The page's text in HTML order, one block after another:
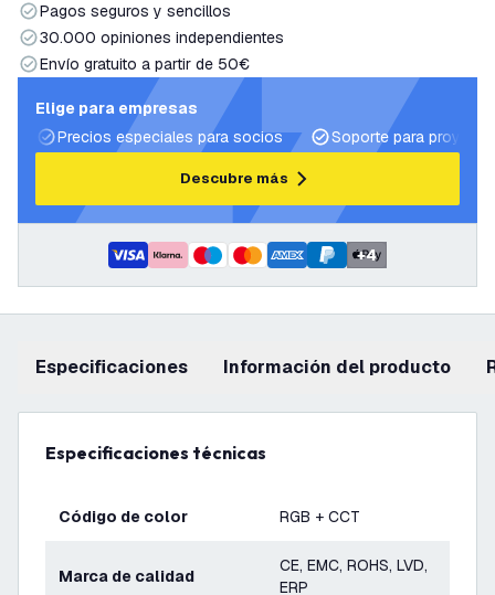
Pagos seguros y sencillos
30.000 opiniones independientes
Envío gratuito a partir de 50€
Elige para empresas
Precios especiales para socios
Soporte para
Descubre más
+4
Especificaciones información del producto
Especificaciones técnicas
Código de color RGB + CCT
Marca de calidad
CE, EMC, ROHS, LVD,
ERP